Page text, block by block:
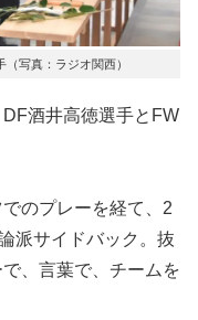
写真：ラジオ関西）
酒井高徳選手とFW
のプレーを経て、2
派サイドバック。抜
、言葉で、チームを